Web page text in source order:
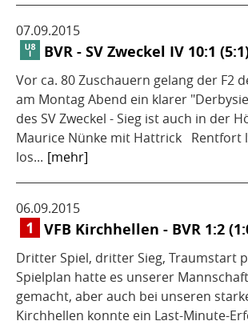
07.09.2015
BVR - SV Zweckel IV 10:1
Vor ca. 80 Zuschauern gelang der F2
am Montag Abend ein klarer
des SV Zweckel - Sieg ist auch in der
Maurice Nünke mit Hattrick Rentfort
los... [mehr]
06.09.2015
VFB Kirchhellen - BVR 1:2
Dritter Spiel, dritter Sieg, Traumstart
Spielplan hatte es unserer
gemacht, aber auch bei unseren
Kirchhellen konnte ein Last-Minute-